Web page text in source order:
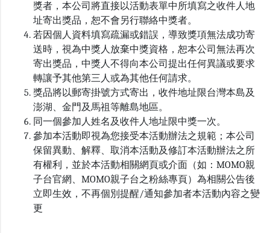
獎者，本公司將直接以活動表單中所填寫之收件人地
址寄出獎品，恕不會另行聯絡中獎者。
若因個人資料填寫疏漏或錯誤，導致獎項無法成功寄
送時，視為中獎人放棄中獎資格，恕本公司無法再次
寄出獎品，中獎人不得向本公司提出任何異議或要求
轉讓予其他第三人或為其他任何請求。
獎品將以郵寄掛號方式寄出，收件地址限台灣本島及
澎湖、金門及馬祖等離島地區。
同一個參加人姓名及收件人地址限中獎一次。
參加本活動即視為您接受本活動辦法之規範；本公司
保留異動、解釋、取消本活動及修訂本活動辦法之所
有權利，並於本活動相關網頁或介面（如：MOMO親
子台官網、MOMO親子台之粉絲專頁）為相關公告後
立即生效，不再個別提醒/通知參加者本活動內容之變
更